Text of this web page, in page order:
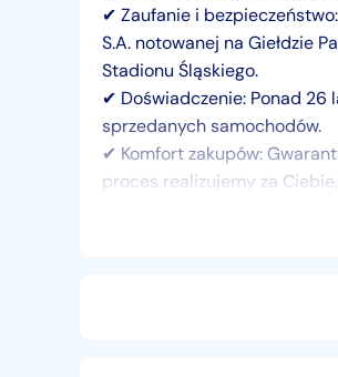
✔ Zaufanie i
S.A. notowanej na Giełdzie
Stadionu Śląskiego.
✔ Doświadczenie: Ponad
sprzedanych samochodów.
✔ Komfort zakupów:
proces realizujemy za
✔ Skala: 10 000 aut